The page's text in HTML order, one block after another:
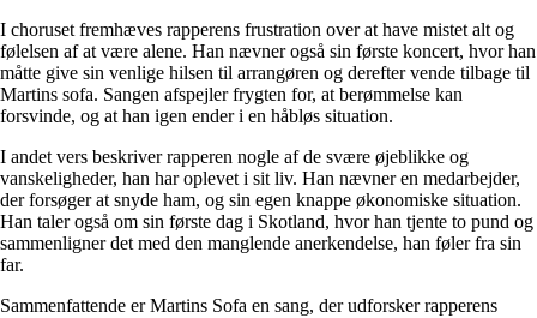
I choruset fremhæves rapperens frustration over at have mistet alt og
følelsen af ​​at være alene. Han nævner også sin første koncert, hvor han
måtte give sin venlige hilsen til arrangøren og derefter vende tilbage til
Martins sofa. Sangen afspejler frygten for, at berømmelse kan
forsvinde, og at han igen ender i en håbløs situation.
I andet vers beskriver rapperen nogle af de svære øjeblikke og
vanskeligheder, han har oplevet i sit liv. Han nævner en medarbejder,
der forsøger at snyde ham, og sin egen knappe økonomiske situation.
Han taler også om sin første dag i Skotland, hvor han tjente to pund og
sammenligner det med den manglende anerkendelse, han føler fra sin
far.
Sammenfattende er Martins Sofa en sang, der udforsker rapperens